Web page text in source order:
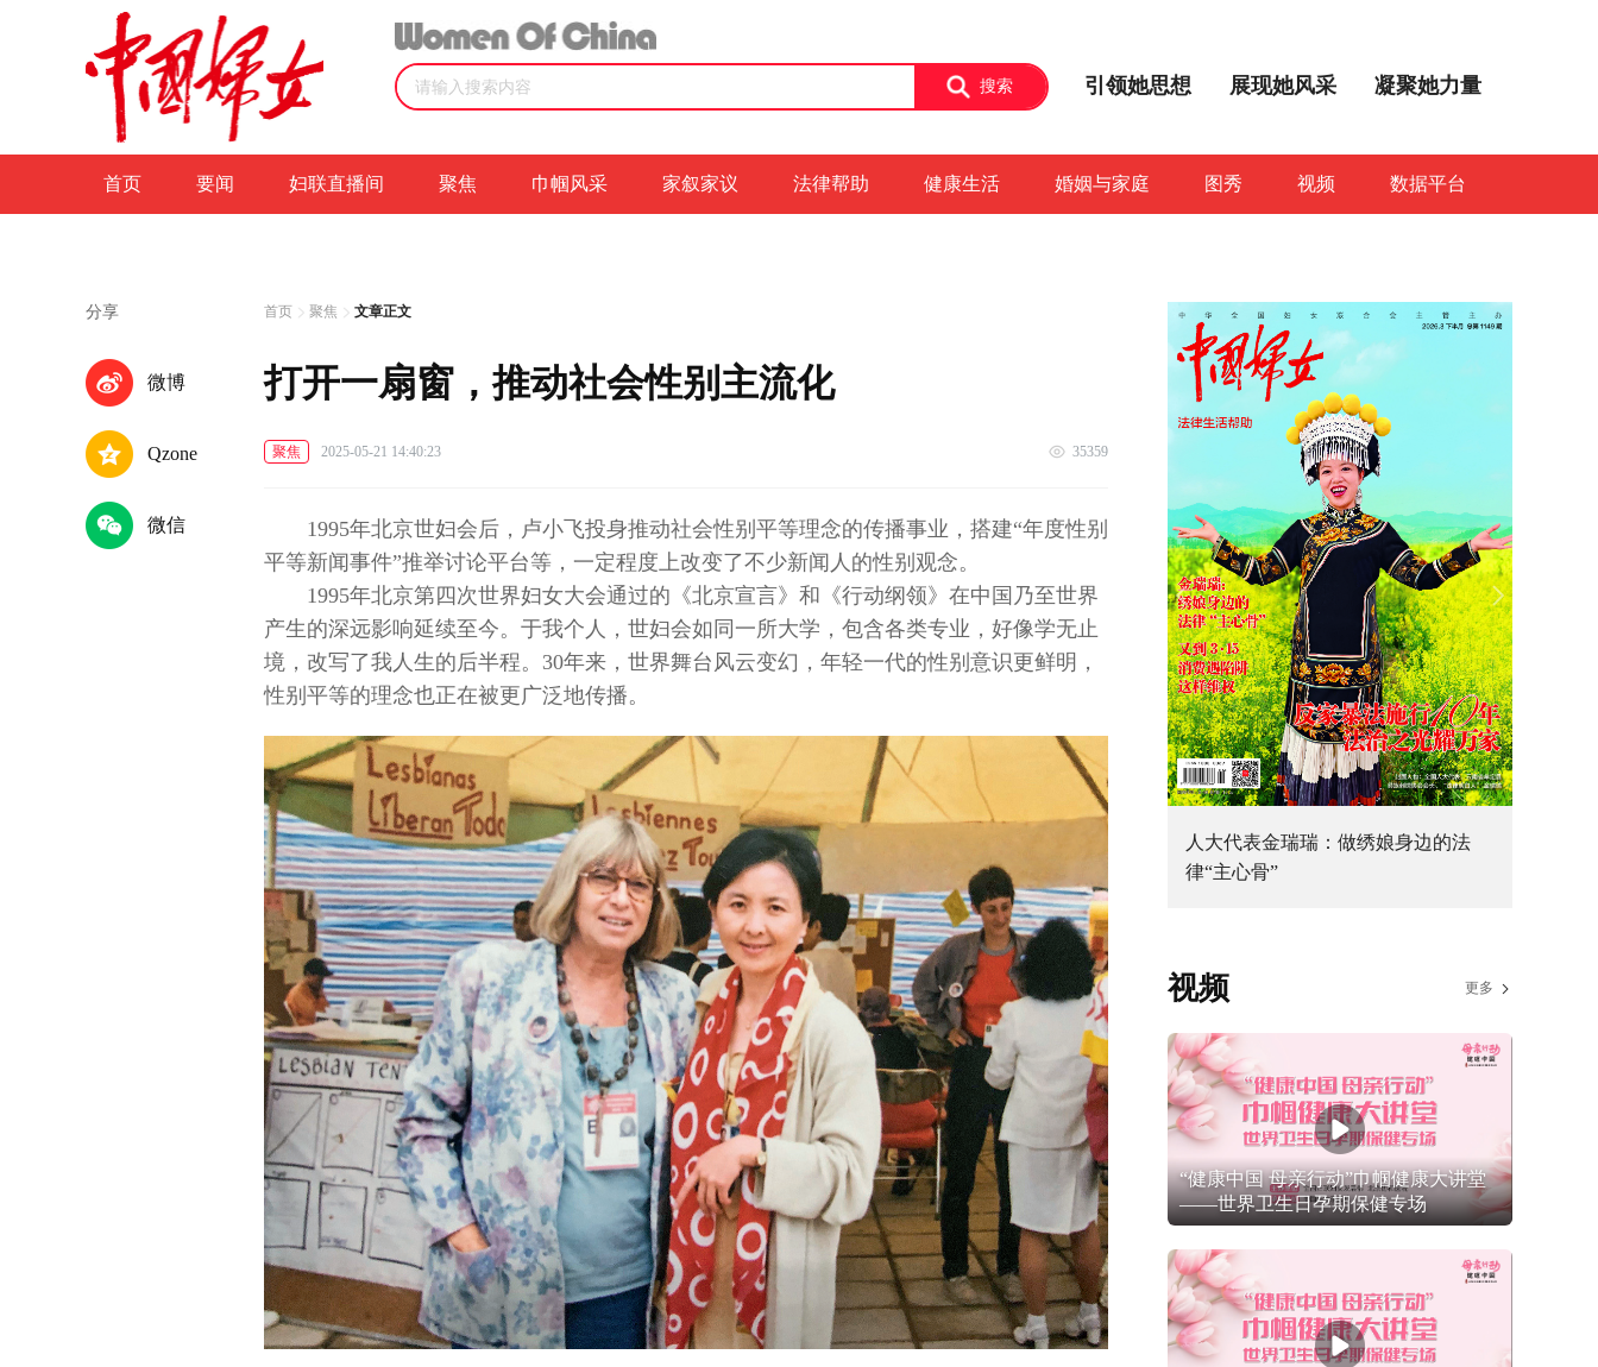
搜索 引领她思想 展现她风采 凝聚她力量
首页 要闻 妇联直播间 聚焦 巾帼风采 家叙家议 法律帮助 健康生活 婚姻与家庭 图秀 视频 数据平台
分享
微博
Qzone
微信
首页 聚焦 文章正文
打开一扇窗，推动社会性别主流化
聚焦 2025-05-21 14:40:23 35359
1995年北京世妇会后，卢小飞投身推动社会性别平等理念的传播事业，搭建“年度性别
平等新闻事件”推举讨论平台等，一定程度上改变了不少新闻人的性别观念。
1995年北京第四次世界妇女大会通过的《北京宣言》和《行动纲领》在中国乃至世界
产生的深远影响延续至今。于我个人，世妇会如同一所大学，包含各类专业，好像学无止
境，改写了我人生的后半程。30年来，世界舞台风云变幻，年轻一代的性别意识更鲜明，
性别平等的理念也正在被更广泛地传播。
守数字山河，护万家灯火 国宝里的中国年
人大代表金瑞瑞：做绣娘身边的法
律“主心骨”
视频 更多
“健康中国 母亲行动”巾帼健康大讲堂
——世界卫生日孕期保健专场